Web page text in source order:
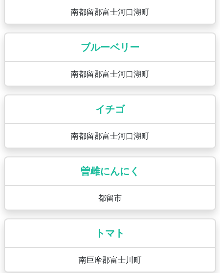
南都留郡富士河口湖町
ブルーベリー
南都留郡富士河口湖町
イチゴ
南都留郡富士河口湖町
曽雌にんにく
都留市
トマト
南巨摩郡富士川町